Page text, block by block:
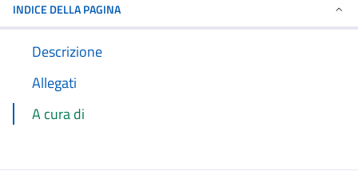
INDICE DELLA PAGINA
Descrizione
Allegati
A cura di